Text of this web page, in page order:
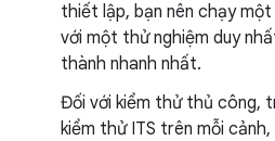
thiết lập, bạn nên chạy
với một thử nghiệm duy
thành nhanh nhất.
Đối với kiểm thử thủ công,
kiểm thử ITS trên mỗi